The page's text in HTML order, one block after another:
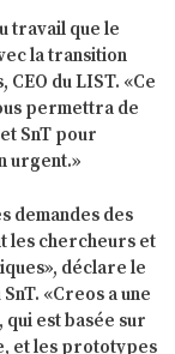
travail que le
la transition
du LIST. «Ce
permettra de
SnT pour
urgent.»
demandes des
les chercheurs et
déclare le
«Creos a une
est basée sur
et les prototypes